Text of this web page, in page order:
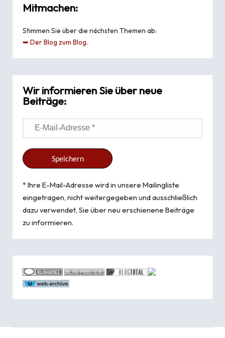
Mitmachen:
Stimmen Sie über die nächsten Themen ab:
➥ Der Blog zum Blog.
Wir informieren Sie über neue
Beiträge:
* Ihre E-Mail-Adresse wird in unsere Mailingliste
eingetragen, nicht weitergegeben und ausschließlich
dazu verwendet, Sie über neu erschienene Beiträge
zu informieren.